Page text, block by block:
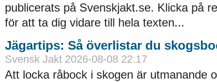
publicerats på Svenskjakt.se. Klicka på
för att ta dig vidare till hela texten...
Jägartips: Så överlistar du
Svensk Jakt 2026-08-08 22:17
Att locka råbock i skogen är utmanande